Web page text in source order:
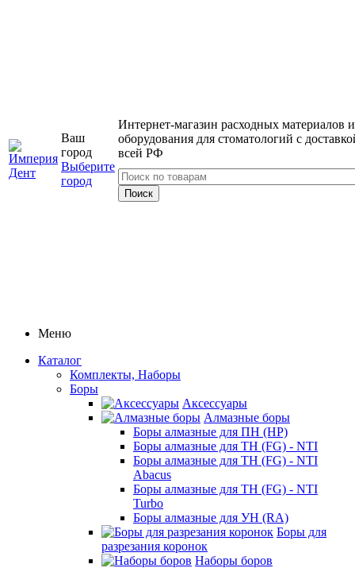
Ваш
город
Выберите
город
Интернет-магазин расходных материалов и
оборудования для стоматологий с
всей РФ
Меню
Каталог
Комплекты, Наборы
Боры
Аксессуары
Алмазные боры
Боры алмазные для ПН (HP)
Боры алмазные для ТН (FG) - NTI
Боры алмазные для ТН (FG) - NTI
Abacus
Боры алмазные для ТН (FG) - NTI
Turbo
Боры алмазные для УН (RA)
Боры для
разрезания коронок
Наборы боров